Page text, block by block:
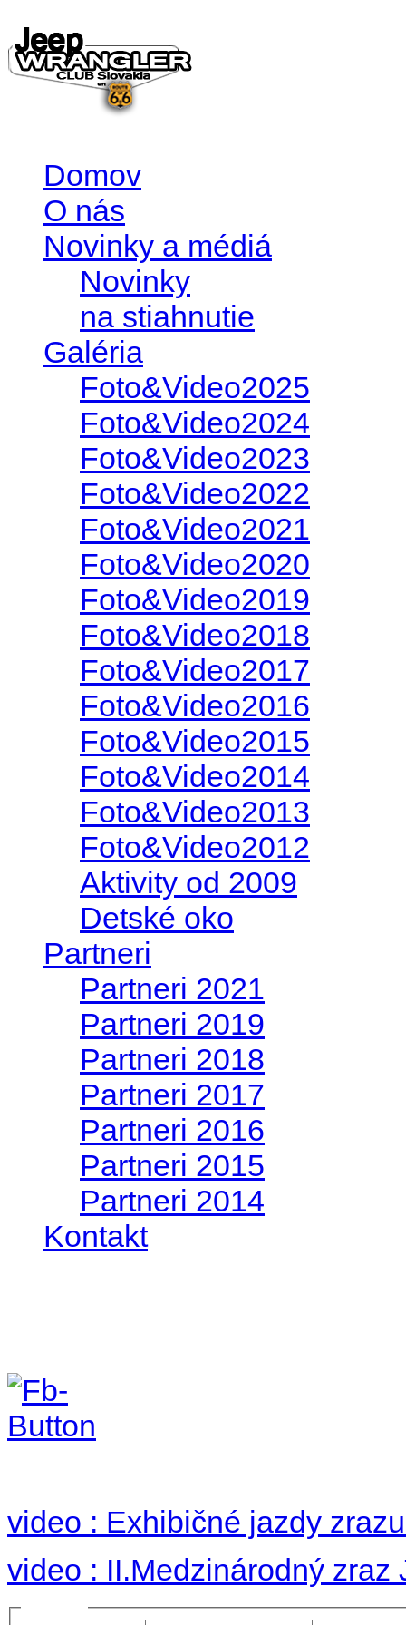
Domov
O nás
Novinky a médiá
Novinky
na stiahnutie
Galéria
Foto&Video2025
Foto&Video2024
Foto&Video2023
Foto&Video2022
Foto&Video2021
Foto&Video2020
Foto&Video2019
Foto&Video2018
Foto&Video2017
Foto&Video2016
Foto&Video2015
Foto&Video2014
Foto&Video2013
Foto&Video2012
Aktivity od 2009
Detské oko
Partneri
Partneri 2021
Partneri 2019
Partneri 2018
Partneri 2017
Partneri 2016
Partneri 2015
Partneri 2014
Kontakt
video : Exhibičné jazdy
video : II.Medzinárodný zraz